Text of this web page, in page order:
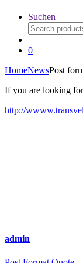
Suchen
Search
for:
0
HomeNewsPost
If you are looking
http://
admin